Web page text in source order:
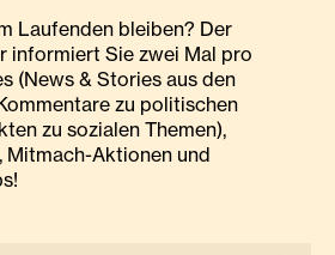
Laufenden bleiben? Der
informiert Sie zwei Mal pro
(News & Stories aus den
zu politischen
zu sozialen Themen),
Mitmach-Aktionen und